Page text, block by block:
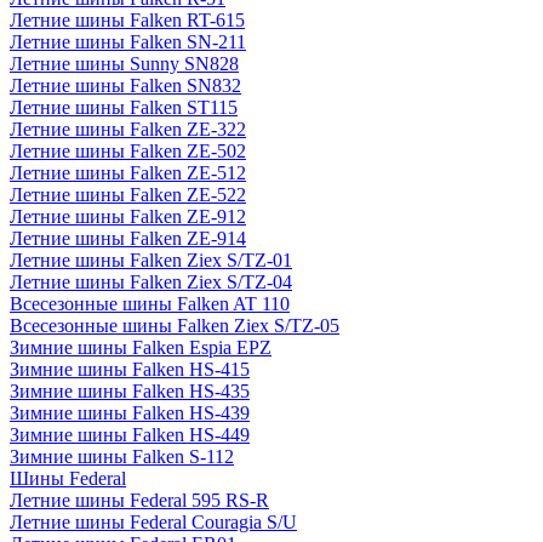
Летние шины Falken RT-615
Летние шины Falken SN-211
Летние шины Sunny SN828
Летние шины Falken SN832
Летние шины Falken ST115
Летние шины Falken ZE-322
Летние шины Falken ZE-502
Летние шины Falken ZE-512
Летние шины Falken ZE-522
Летние шины Falken ZE-912
Летние шины Falken ZE-914
Летние шины Falken Ziex S/TZ-01
Летние шины Falken Ziex S/TZ-04
Всесезонные шины Falken AT 110
Всесезонные шины Falken Ziex S/TZ-05
Зимние шины Falken Espia EPZ
Зимние шины Falken HS-415
Зимние шины Falken HS-435
Зимние шины Falken HS-439
Зимние шины Falken HS-449
Зимние шины Falken S-112
Шины Federal
Летние шины Federal 595 RS-R
Летние шины Federal Couragia S/U